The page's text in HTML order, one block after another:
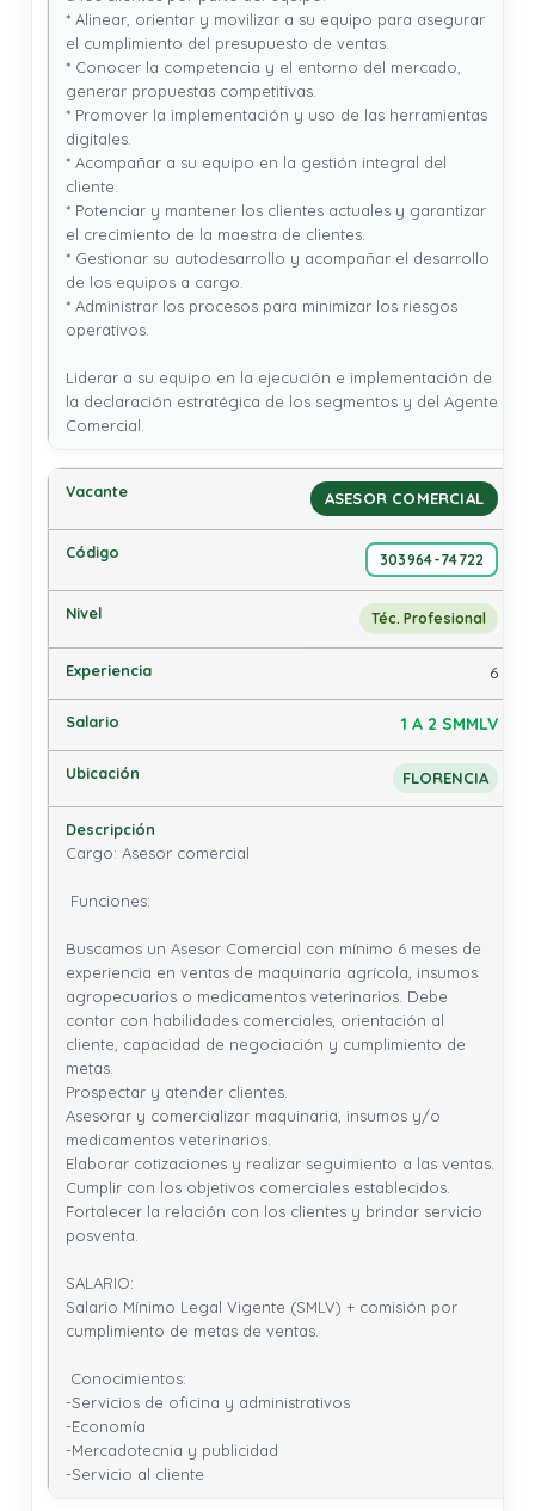
* Alinear, orientar y movilizar a su equipo para asegurar
el cumplimiento del presupuesto de ventas.
* Conocer la competencia y el entorno del mercado,
generar propuestas competitivas.
* Promover la implementación y uso de las herramientas
digitales.
* Acompañar a su equipo en la gestión integral del
cliente.
* Potenciar y mantener los clientes actuales y garantizar
el crecimiento de la maestra de clientes.
* Gestionar su autodesarrollo y acompañar el desarrollo
de los equipos a cargo.
* Administrar los procesos para minimizar los riesgos
operativos.
Liderar a su equipo en la ejecución e implementación de
la declaración estratégica de los segmentos y del Agente
Comercial.
ASESOR COMERCIAL
303964-74722
Téc. Profesional
6
1 A 2 SMMLV
FLORENCIA
Cargo: Asesor comercial
Buscamos un Asesor Comercial con mínimo 6 meses de
experiencia en ventas de maquinaria agrícola, insumos
agropecuarios o medicamentos veterinarios. Debe
contar con habilidades comerciales, orientación al
cliente, capacidad de negociación y cumplimiento de
metas.
Prospectar y atender clientes.
Asesorar y comercializar maquinaria, insumos y/o
medicamentos veterinarios.
Elaborar cotizaciones y realizar seguimiento a las ventas.
Cumplir con los objetivos comerciales establecidos.
Fortalecer la relación con los clientes y brindar servicio
posventa.
SALARIO:
Salario Mínimo Legal Vigente (SMLV) + comisión por
cumplimiento de metas de ventas.
-Servicios de oficina y administrativos
-Economía
-Mercadotecnia y publicidad
-Servicio al cliente